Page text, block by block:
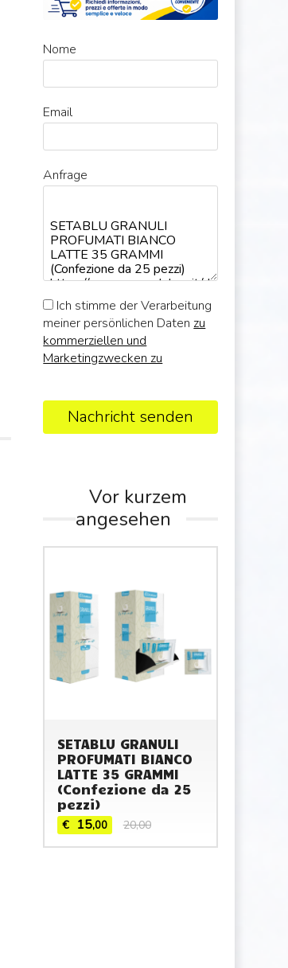
Nome
Email
Anfrage
Ich stimme der Verarbeitung
meiner persönlichen Daten zu
kommerziellen und
Marketingzwecken zu
Nachricht senden
Vor kurzem
angesehen
SETABLU GRANULI
PROFUMATI BIANCO
LATTE 35 GRAMMI
(Confezione da 25
pezzi)
€ 15,00 20,00